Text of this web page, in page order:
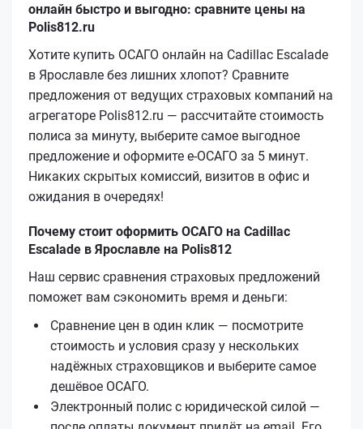
онлайн быстро и выгодно: сравните цены на
Polis812.ru
Хотите купить ОСАГО онлайн на Cadillac Escalade
в Ярославле без лишних хлопот? Сравните
предложения от ведущих страховых компаний на
агрегаторе Polis812.ru — рассчитайте стоимость
полиса за минуту, выберите самое выгодное
предложение и оформите е‑ОСАГО за 5 минут.
Никаких скрытых комиссий, визитов в офис и
ожидания в очередях!
Почему стоит оформить ОСАГО на Cadillac
Escalade в Ярославле на Polis812
Наш сервис сравнения страховых предложений
поможет вам сэкономить время и деньги:
Сравнение цен в один клик — посмотрите
стоимость и условия сразу у нескольких
надёжных страховщиков и выберите самое
дешёвое ОСАГО.
Электронный полис с юридической силой —